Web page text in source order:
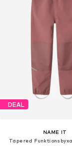
DEAL
NAME IT
Tapered